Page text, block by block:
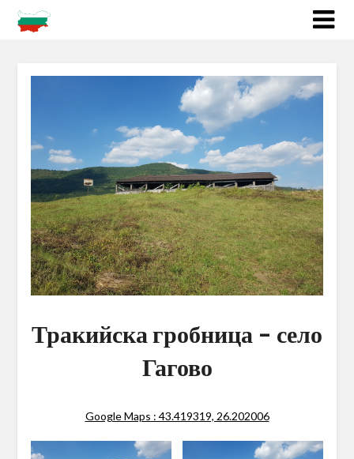
Тракийска гробница – село
Гагово
Google Maps : 43.419319, 26.202006